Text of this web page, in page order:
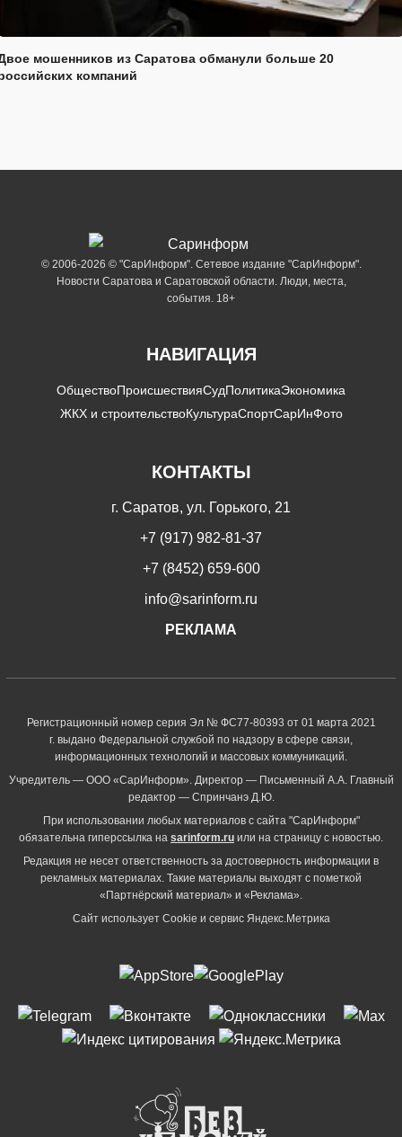
мошенников из Саратова обманули больше 20
компаний
© 2006-2026 © "СарИнформ". Сетевое издание "СарИнформ".
Новости Саратова и Саратовской области. Люди, места,
события. 18+
НАВИГАЦИЯ
ОбществоПроисшествияСудПолитикаЭкономика
ЖКХ и строительствоКультураСпортСарИнФото
КОНТАКТЫ
г. Саратов, ул. Горького, 21
+7 (917) 982-81-37
+7 (8452) 659-600
info@sarinform.ru
РЕКЛАМА
Регистрационный номер серия Эл № ФС77-80393 от 01 марта 2021
г. выдано Федеральной службой по надзору в сфере связи,
информационных технологий и массовых коммуникаций.
Учредитель — ООО «СарИнформ». Директор — Письменный А.А. Главный
редактор — Спринчанэ Д.Ю.
При использовании любых материалов с сайта "СарИнформ"
обязательна гиперссылка на sarinform.ru или на страницу с новостью.
Редакция не несет ответственность за достоверность информации в
рекламных материалах. Такие материалы выходят с пометкой
«Партнёрский материал» и «Реклама».
Сайт использует Cookie и сервиc Яндекс.Метрика